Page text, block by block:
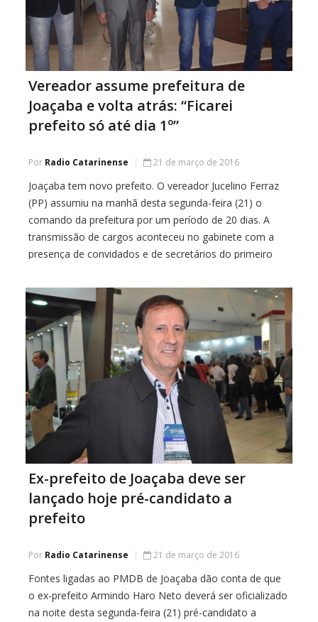
Vereador assume prefeitura de
Joaçaba e volta atrás: “Ficarei
prefeito só até dia 1º”
Por Radio Catarinense 21 de março de 2016
Joaçaba tem novo prefeito. O vereador Jucelino Ferraz
(PP) assumiu na manhã desta segunda-feira (21) o
comando da prefeitura por um período de 20 dias. A
transmissão de cargos aconteceu no gabinete com a
presença de convidados e de secretários do primeiro
estará ausente neste período, coube ao […]
Ex-prefeito de Joaçaba deve ser
lançado hoje pré-candidato a
prefeito
Por Radio Catarinense 21 de março de 2016
Fontes ligadas ao PMDB de Joaçaba dão conta de que
o ex-prefeito Armindo Haro Neto deverá ser oficializado
na noite desta segunda-feira (21) pré-candidato a